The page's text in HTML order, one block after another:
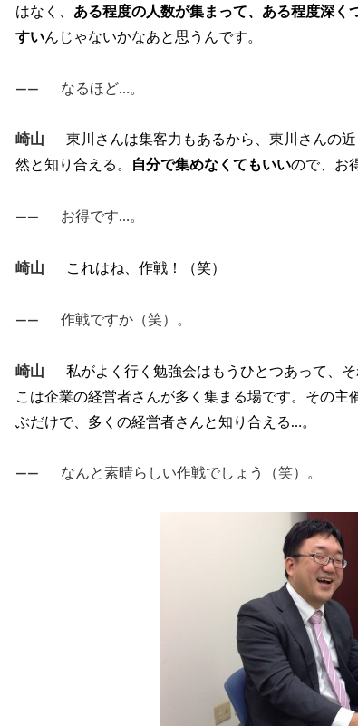
はなく、 ある程度の人数が集まって、ある程度深
すいんじゃないかなあと思うんです。
―― なるほど…。
崎山
東川さんは集客力もあるから、東川さんの
然と知り合える。
自分で集めなくてもいいので、お
―― お得です…。
崎山 これはね、作戦！（笑）
―― 作戦ですか（笑）。
崎山
私がよく行く勉強会はもうひとつあって、
こは企業の経営者さんが多く集まる場です。その
ぶだけで、多くの経営者さんと知り合える…。
―― なんと素晴らしい作戦でしょう（笑）。